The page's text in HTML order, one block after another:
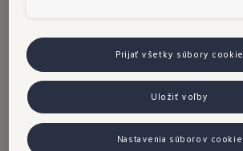
Objednajte si teraz
Prijať všetky súbory cookie
Uložiť voľby
Nastavenia súborov cookie